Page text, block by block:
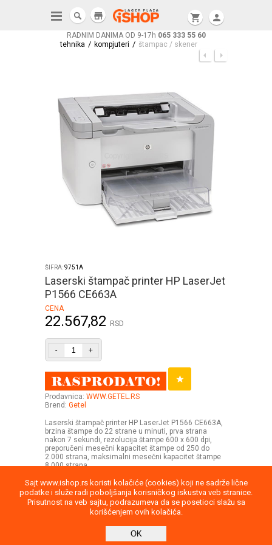
Sajt www.ishop.rs koristi kolačiće (cookies) koji ne sadrže lične
podatke i služe radi poboljšanja korisničkog iskustva veb stranice.
Prisutnost na veb sajtu, podrazumeva da se posetioci slažu sa
korišćenjem ovih kolačića.
OK
RADNIM DANIMA OD 9-17h 065 333 55 60
shopping_cart person
store
tehnika / kompjuteri / štampac / skener
ŠIFRA:9751A
Laserski štampač printer HP LaserJet
P1566 CE663A
CENA
22.567,82 RSD
- +
Prodavnica: WWW.GETEL.RS
Brend: Getel
Laserski štampač printer HP LaserJet P1566 CE663A,
brzina štampe do 22 strane u minuti, prva strana
nakon 7 sekundi, rezolucija štampe 600 x 600 dpi,
preporučeni mesečni kapacitet štampe od 250 do
2.000 strana, maksimalni mesečni kapacitet štampe
8.000 strana.
Privatnost podataka Kontakt